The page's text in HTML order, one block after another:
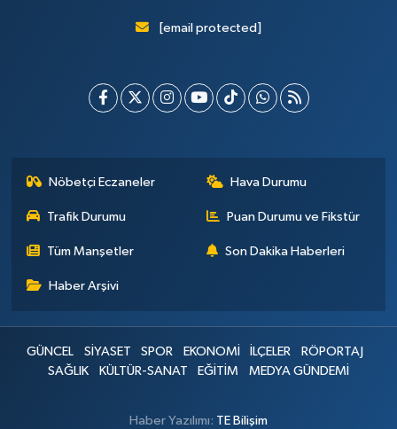
[email protected]
Nöbetçi Eczaneler Hava Durumu
Trafik Durumu Puan Durumu ve Fikstür
Tüm Manşetler Son Dakika Haberleri
Haber Arşivi
GÜNCEL SİYASET SPOR EKONOMİ İLÇELER
RÖPORTAJ
SAĞLIK
KÜLTÜR-SANAT EĞİTİM MEDYA GÜNDEMİ
Haber Yazılımı: TE Bilişim